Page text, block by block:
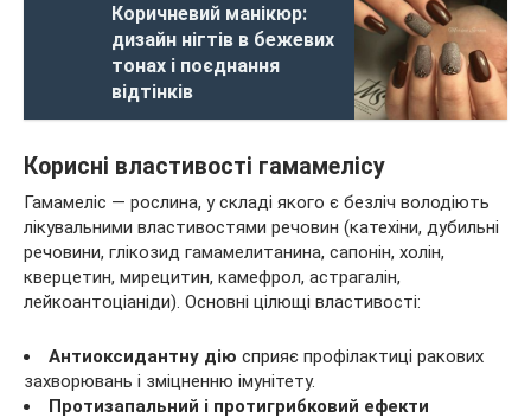
Коричневий манікюр:
дизайн нігтів в бежевих
тонах і поєднання
відтінків
Корисні властивості гамамелісу
Гамамеліс — рослина, у складі якого є безліч володіють
лікувальними властивостями речовин (катехіни, дубильні
речовини, глікозид гамамелитанина, сапонін, холін,
кверцетин, мирецитин, камефрол, астрагалін,
лейкоантоціаніди). Основні цілющі властивості:
Антиоксидантну дію сприяє профілактиці ракових
захворювань і зміцненню імунітету.
Протизапальний і протигрибковий ефекти